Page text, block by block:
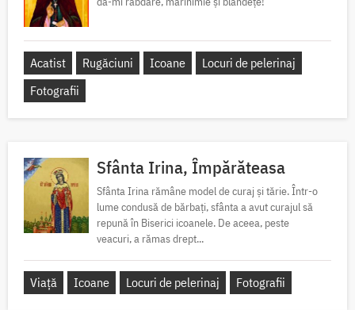
Acatist Rugăciuni Icoane
Locuri de pelerinaj
Fotografii
Sfânta Irina, Împărăteasa
Sfânta Irina rămâne model de curaj și tărie. Într-o
lume condusă de bărbați, sfânta a avut curajul să
repună în Biserici icoanele. De aceea, peste
veacuri, a rămas drept...
Viață Icoane Locuri de pelerinaj Fotografii